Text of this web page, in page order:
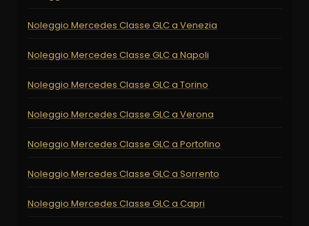
Noleggio Mercedes Classe GLC a Venezia
Noleggio Mercedes Classe GLC a Napoli
Noleggio Mercedes Classe GLC a Torino
Noleggio Mercedes Classe GLC a Verona
Noleggio Mercedes Classe GLC a Portofino
Noleggio Mercedes Classe GLC a Sorrento
Noleggio Mercedes Classe GLC a Capri